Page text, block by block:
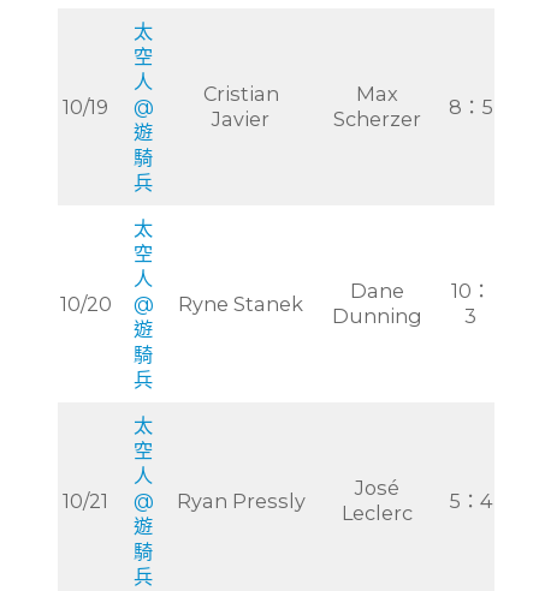
10/19
太
空
人
@
遊
騎
兵
Cristian
Javier
Max
Scherzer
8：5
10/20
太
空
人
@
遊
騎
兵
Ryne Stanek
Dane
Dunning
10：
3
10/21
太
空
人
@
遊
騎
兵
Ryan Pressly
José
Leclerc
5：4